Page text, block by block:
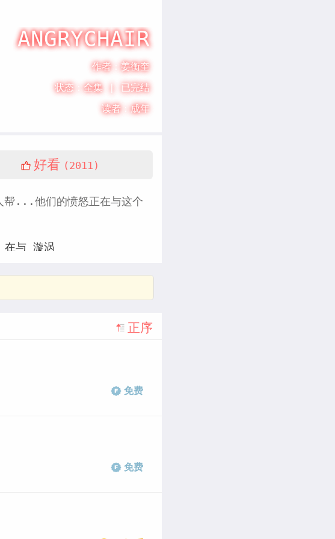
ANGRYCHAIR
作者： 姜衡奎
状态：全集 |
已完结
读者：成年
好看 (2011)
帮...他们的愤怒正在与这个
在与 漩涡
正序
免费
免费